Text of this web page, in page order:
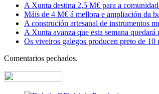
A Xunta destina 2,5 M€ para a
Máis de 4 M€ á mellora e ampliación da
A construción artesanal de instrumentos
A Xunta avanza que esta semana
Os viveiros galegos producen preto de 10
Comentarios pechados.